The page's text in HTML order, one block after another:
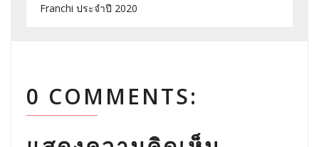
Franchi ประจำปี 2020
0 COMMENTS: